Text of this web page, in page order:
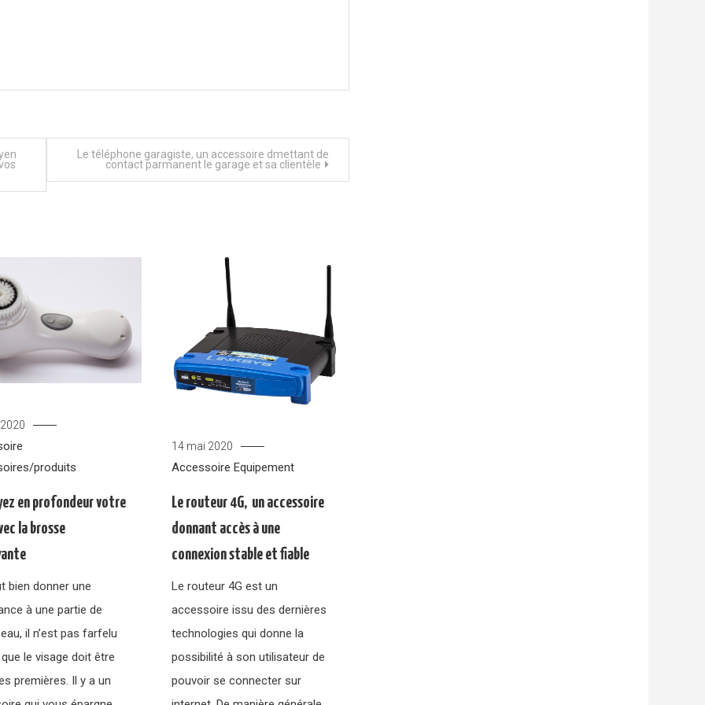
Le téléphone garagiste, un accessoire dmettant de
contact parmanent le garage et sa clientèle
produits
en profondeur votre
la brosse
bien donner une
à une partie de
il n’est pas farfelu
le visage doit être
premières. Il y a un
14 mai 2020
Accessoire Equipement
Le routeur 4G, un accessoire
donnant accès à une
connexion stable et fiable
Le routeur 4G est un
accessoire issu des dernières
technologies qui donne la
possibilité à son utilisateur de
pouvoir se connecter sur